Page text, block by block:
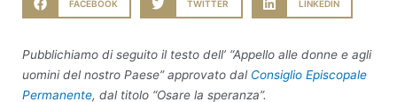
FACEBOOK TWITTER LINKEDIN
Pubblichiamo di seguito il testo dell’ “Appello alle donne e agli
uomini del nostro Paese” approvato dal Consiglio Episcopale
Permanente, dal titolo “Osare la speranza”.